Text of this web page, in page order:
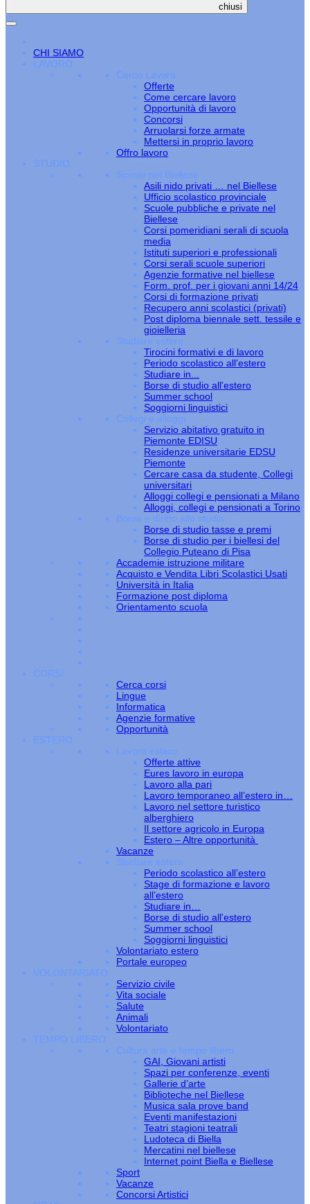
chiusi
CHI SIAMO
LAVORO
Cerco Lavoro
Offerte
Come cercare lavoro
Opportunità di lavoro
Concorsi
Arruolarsi forze armate
Mettersi in proprio lavoro
Offro lavoro
STUDIO
Scuole nel Biellese
Asili nido privati … nel Biellese
Ufficio scolastico provinciale
Scuole pubbliche e private nel
Biellese
Corsi pomeridiani serali di scuola
media
Istituti superiori e professionali
Corsi serali scuole superiori
Agenzie formative nel biellese
Form. prof. per i giovani anni 14/24
Corsi di formazione privati
Recupero anni scolastici (privati)
Post diploma biennale sett. tessile e
gioielleria
Studiare estero
Tirocini formativi e di lavoro
Periodo scolastico all'estero
Studiare in...
Borse di studio all'estero
Summer school
Soggiorni linguistici
Collegi e alloggi
Servizio abitativo gratuito in
Piemonte EDISU
Residenze universitarie EDSU
Piemonte
Cercare casa da studente, Collegi
universitari
Alloggi collegi e pensionati a Milano
Alloggi, collegi e pensionati a Torino
Borse e diritto allo studio
Borse di studio tasse e premi
Borse di studio per i biellesi del
Collegio Puteano di Pisa
Accademie istruzione militare
Acquisto e Vendita Libri Scolastici Usati
Università in Italia
Formazione post diploma
Orientamento scuola
CORSI
Cerca corsi
Lingue
Informatica
Agenzie formative
Opportunità
ESTERO
Lavoro estero
Offerte attive
Eures lavoro in europa
Lavoro alla pari
Lavoro temporaneo all’estero in…
Lavoro nel settore turistico
alberghiero
Il settore agricolo in Europa
Estero – Altre opportunità
Vacanze
Studiare estero
Periodo scolastico all’estero
Stage di formazione e lavoro
all’estero
Studiare in…
Borse di studio all'estero
Summer school
Soggiorni linguistici
Volontariato estero
Portale europeo
VOLONTARIATO
Servizio civile
Vita sociale
Salute
Animali
Volontariato
TEMPO LIBERO
Cultura arte e tempo libero
GAI, Giovani artisti
Spazi per conferenze, eventi
Gallerie d’arte
Biblioteche nel Biellese
Musica sala prove band
Eventi manifestazioni
Teatri stagioni teatrali
Ludoteca di Biella
Mercatini nel biellese
Internet point Biella e Biellese
Sport
Vacanze
Concorsi Artistici